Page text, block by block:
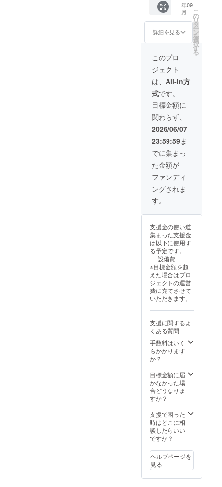
りさせ
て頂き
ます。
上三川
町大字
上蒲生
127番地
1 いき
いきプ
ラザ
（多目
的広
場） ・
掲載期
間：設
置から
半永久
的に残
りま
す。 ・
掲載方
法：文
字の
み、ロ
ゴ／バ
ナーの
掲載は
ト・会
の表記
は統一
させて
頂きま
す ※
色の選
択はで
きませ
ん ・掲
載サイ
ズ：小
高さ5ｃ
ｍ程
度） ・
支援
時、必
欄に希
望され
るお名
前をご
ださ
い。
②ORIG
AMIモ
ントク
ラウド
ファン
ディン
ロジェ
クト
ネーム
プレー
ト
（中）
【お名
前掲
載】 支
援者様
のお名
前
（ニッ
クネー
ム）を
掲載し
ます。
・設置
場所：
栃木県
河内郡
上三川
町大字
上蒲生
いきプ
（多目
的広
場） ・
掲載期
間：設
置から
半永久
的に残
りま
す。 ・
掲載方
字の
み、ロ
ゴ／バ
ナーの
掲載は
※フォン
ト・会
社形態
の表記
させて
頂きま
す ※
色の選
きませ
ん ・掲
載サイ
ズ：中
前掲
載】 ＋
ORIGA
MIモ
ニュメ
ントク
ラウド
ファン
ディン
グ協賛
チラシ
に名前
を掲載
する権
利
（大）
①ORIG
AMIモ
ニュメ
ント プ
ロジェ
クト
ネーム
プレー
【お名
載】 支
援者様
のお名
前
（ニッ
クネー
ム）を
掲載し
ます。
・設置
場所：
河内郡
上三川
町大字
上蒲生
127番地
いきプ
ラザ
（多目
的広
掲載期
間：設
置から
半永久
りま
す。 ・
掲載方
法：文
年09
月
詳細を見る
こ
の
リ
タ
ー
ン
を
選
択
す
る
このプロ
ジェクト
は、 All-In方
式です。
目標金額に
関わらず、
2026/06/07
23:59:59ま
でに集まっ
た金額が
ファンディ
ングされま
す。
支援金の使い道
集まった支援金
は以下に使用す
る予定です。
設備費
※目標金額を超
えた場合はプロ
ジェクトの運営
費に充てさせて
いただきます。
支援に関するよ
くある質問
手数料はいく
らかかります
か？
目標金額に届
かなかった場
合どうなりま
すか？
支援で困った
時はどこに相
談したらいい
ですか？
ヘルプページを
見る